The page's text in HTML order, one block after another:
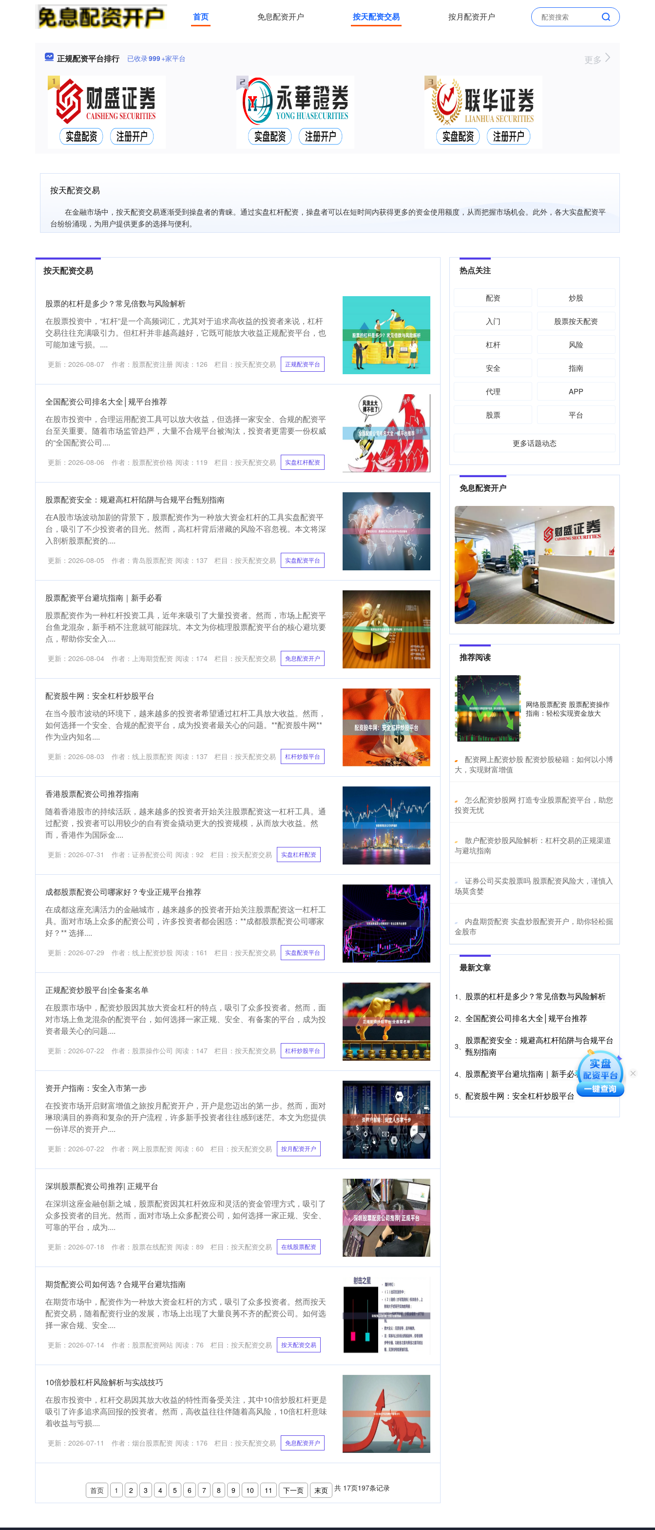
首页 免息配资开户 按天配资交易 按月配资开户
正规配资平台排行 已收录999+家平台 更多
按天配资交易
在金融市场中，按天配资交易逐渐受到操盘者的青睐。通过实盘杠杆配资，操盘者可以在短时间内获得更多的资金使用额度，从而把握市场机会。此外，各大实盘配资平
台纷纷涌现，为用户提供更多的选择与便利。
按天配资交易
股票的杠杆是多少？常见倍数与风险解析
在股票投资中，“杠杆”是一个高频词汇，尤其对于追求高收益的投资者来说，杠杆
交易往往充满吸引力。但杠杆并非越高越好，它既可能放大收益正规配资平台，也
可能加速亏损。....
更新：2026-08-07 作者：股票配资注册 阅读： 126 栏目： 按天配资交易 正规配资平台
全国配资公司排名大全│规平台推荐
在股市投资中，合理运用配资工具可以放大收益，但选择一家安全、合规的配资平
台至关重要。随着市场监管趋严，大量不合规平台被淘汰，投资者更需要一份权威
的“全国配资公司....
更新：2026-08-06 作者：股票配资价格 阅读： 119 栏目： 按天配资交易 实盘杠杆配资
股票配资安全：规避高杠杆陷阱与合规平台甄别指南
在A股市场波动加剧的背景下，股票配资作为一种放大资金杠杆的工具实盘配资平
台，吸引了不少投资者的目光。然而，高杠杆背后潜藏的风险不容忽视。本文将深
入剖析股票配资的....
更新：2026-08-05 作者：青岛股票配资 阅读： 137 栏目： 按天配资交易 实盘配资平台
股票配资平台避坑指南｜新手必看
股票配资作为一种杠杆投资工具，近年来吸引了大量投资者。然而，市场上配资平
台鱼龙混杂，新手稍不注意就可能踩坑。本文为你梳理股票配资平台的核心避坑要
点，帮助你安全入....
更新：2026-08-04 作者：上海期货配资 阅读： 174 栏目： 按天配资交易 免息配资开户
配资股牛网：安全杠杆炒股平台
在当今股市波动的环境下，越来越多的投资者希望通过杠杆工具放大收益。然而，
如何选择一个安全、合规的配资平台，成为投资者最关心的问题。**配资股牛网**
作为业内知名....
更新：2026-08-03 作者：线上股票配资 阅读： 137 栏目： 按天配资交易 杠杆炒股平台
香港股票配资公司推荐指南
随着香港股市的持续活跃，越来越多的投资者开始关注股票配资这一杠杆工具。通
过配资，投资者可以用较少的自有资金撬动更大的投资规模，从而放大收益。然
而，香港作为国际金....
更新：2026-07-31 作者：证券配资公司 阅读： 92 栏目： 按天配资交易 实盘杠杆配资
成都股票配资公司哪家好？专业正规平台推荐
在成都这座充满活力的金融城市，越来越多的投资者开始关注股票配资这一杠杆工
具。面对市场上众多的配资公司，许多投资者都会困惑：**成都股票配资公司哪家
好？** 选择....
更新：2026-07-29 作者：线上配资炒股 阅读： 161 栏目： 按天配资交易 实盘配资平台
正规配资炒股平台|全备案名单
在股票市场中，配资炒股因其放大资金杠杆的特点，吸引了众多投资者。然而，面
对市场上鱼龙混杂的配资平台，如何选择一家正规、安全、有备案的平台，成为投
资者最关心的问题....
更新：2026-07-22 作者：股票操作公司 阅读： 147 栏目： 按天配资交易 杠杆炒股平台
资开户指南：安全入市第一步
在投资市场开启财富增值之旅按月配资开户，开户是您迈出的第一步。然而，面对
琳琅满目的券商和复杂的开户流程，许多新手投资者往往感到迷茫。本文为您提供
一份详尽的资开户....
更新：2026-07-22 作者：网上股票配资 阅读： 60 栏目： 按天配资交易 按月配资开户
深圳股票配资公司推荐| 正规平台
在深圳这座金融创新之城，股票配资因其杠杆效应和灵活的资金管理方式，吸引了
众多投资者的目光。然而，面对市场上众多配资公司，如何选择一家正规、安全、
可靠的平台，成为....
更新：2026-07-18 作者：股票在线配资 阅读： 89 栏目： 按天配资交易 在线股票配资
期货配资公司如何选？合规平台避坑指南
在期货市场中，配资作为一种放大资金杠杆的方式，吸引了众多投资者。然而按天
配资交易，随着配资行业的发展，市场上出现了大量良莠不齐的配资公司。如何选
择一家合规、安全....
更新：2026-07-14 作者：股票配资网站 阅读： 76 栏目： 按天配资交易 按天配资交易
10倍炒股杠杆风险解析与实战技巧
在股市投资中，杠杆交易因其放大收益的特性而备受关注，其中10倍炒股杠杆更是
吸引了许多追求高回报的投资者。然而，高收益往往伴随着高风险，10倍杠杆意味
着收益与亏损....
更新：2026-07-11 作者：烟台股票配资 阅读： 176 栏目： 按天配资交易 免息配资开户
首页 1 2 3 4 5 6 7 8 9 10 11 下一页 末页 共 17页197条记录
热点关注
配资 炒股
入门 股票按天配资
杠杆 风险
安全 指南
代理 APP
股票 平台
更多话题动态
免息配资开户
推荐阅读
网络股票配资 股票配资操作
指南：轻松实现资金放大
​配资网上配资炒股 配资炒股秘籍：如何以小博
大，实现财富增值
​怎么配资炒股网 打造专业股票配资平台，助您
投资无忧
​散户配资炒股风险解析：杠杆交易的正规渠道
与避坑指南
​证券公司买卖股票吗 股票配资风险大，谨慎入
场莫贪婪
​内盘期货配资 实盘炒股配资开户，助你轻松掘
金股市
最新文章
1、 股票的杠杆是多少？常见倍数与风险解析
2、 全国配资公司排名大全│规平台推荐
3、
股票配资安全：规避高杠杆陷阱与合规平台
甄别指南
4、 股票配资平台避坑指南｜新手必看
5、 配资股牛网：安全杠杆炒股平台